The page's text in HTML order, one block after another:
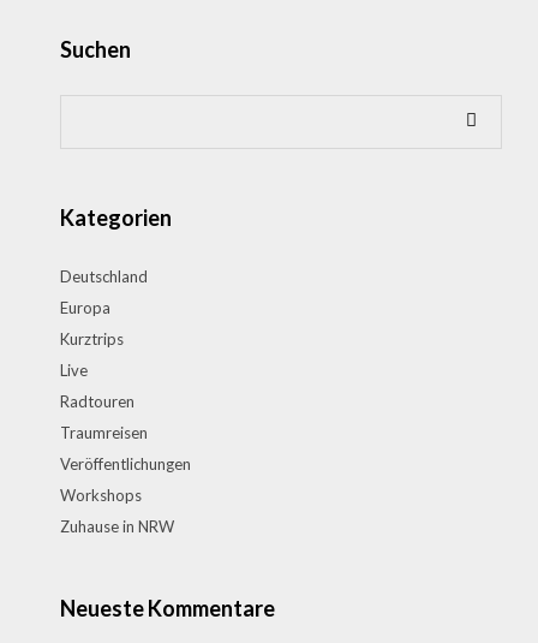
Suchen
Kategorien
Deutschland
Europa
Kurztrips
Live
Radtouren
Traumreisen
Veröffentlichungen
Workshops
Zuhause in NRW
Neueste Kommentare